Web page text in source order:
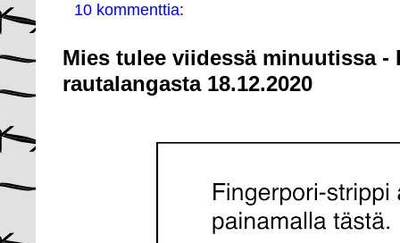
10 kommenttia:
Mies tulee viidessä minuutissa -
rautalangasta 18.12.2020